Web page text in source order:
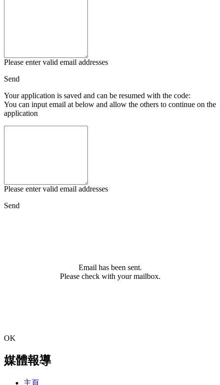
Please enter valid email addresses
Send
Your application is saved and can be resumed with the code:
You can input email at below and allow the others to continue on the
application
Please enter valid email addresses
Send
Email has been sent.
Please check with your mailbox.
OK
媒體報導
主頁